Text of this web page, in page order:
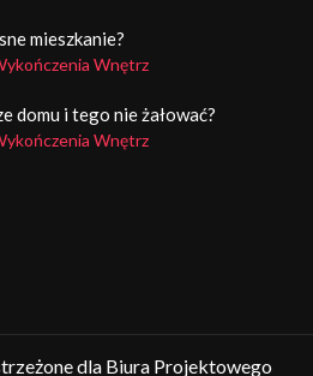
mieszkanie?
Wnętrz
domu i tego nie żałować?
Wnętrz
dla Biura Projektowego